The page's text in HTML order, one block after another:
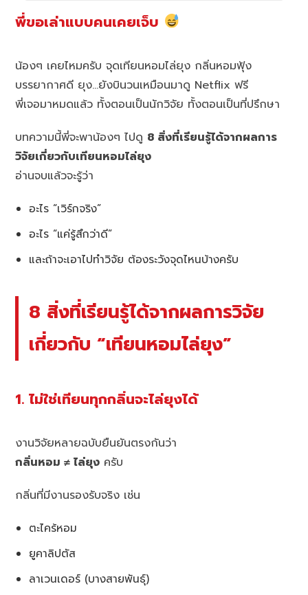
พี่ขอเล่าแบบคนเคยเจ็บ
น้องๆ เคยไหมครับ จุดเทียนหอมไล่ยุง กลิ่นหอมฟุ้ง
บรรยากาศดี ยุง…ยังบินวนเหมือนมาดู Netflix ฟรี
พี่เจอมาหมดแล้ว ทั้งตอนเป็นนักวิจัย ทั้งตอนเป็นที่ปรึกษา
บทความนี้พี่จะพาน้องๆ ไปดู 8 สิ่งที่เรียนรู้ได้จากผลการ
วิจัยเกี่ยวกับเทียนหอมไล่ยุง
อ่านจบแล้วจะรู้ว่า
อะไร “เวิร์กจริง”
อะไร “แค่รู้สึกว่าดี”
และถ้าจะเอาไปทำวิจัย ต้องระวังจุดไหนบ้างครับ
8 สิ่งที่เรียนรู้ได้จากผลการวิจัย
เกี่ยวกับ “เทียนหอมไล่ยุง”
1. ไม่ใช่เทียนทุกกลิ่นจะไล่ยุงได้
งานวิจัยหลายฉบับยืนยันตรงกันว่า
กลิ่นหอม ≠ ไล่ยุง ครับ
กลิ่นที่มีงานรองรับจริง เช่น
ตะไคร้หอม
ยูคาลิปตัส
ลาเวนเดอร์ (บางสายพันธุ์)